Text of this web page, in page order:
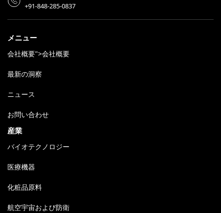
+91-848-285-0837
メニュー
会社概要">会社概要
最新の洞察
ニュース
お問い合わせ
産業
バイオテクノロジー
医療機器
化粧品原料
航空宇宙および防衛